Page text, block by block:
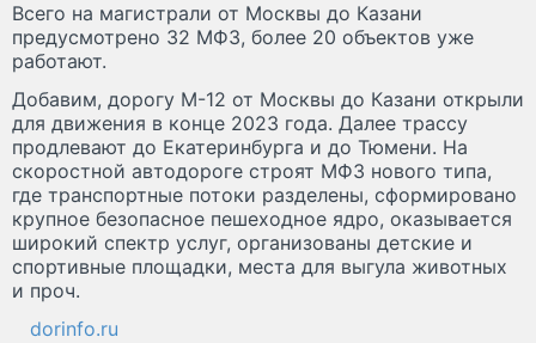
Всего на магистрали от Москвы до Казани
предусмотрено 32 МФЗ, более 20 объектов уже
работают.
Добавим, дорогу М-12 от Москвы до Казани открыли
для движения в конце 2023 года. Далее трассу
продлевают до Екатеринбурга и до Тюмени. На
скоростной автодороге строят МФЗ нового типа,
где транспортные потоки разделены, сформировано
крупное безопасное пешеходное ядро, оказывается
широкий спектр услуг, организованы детские и
спортивные площадки, места для выгула животных
и проч.
dorinfo.ru